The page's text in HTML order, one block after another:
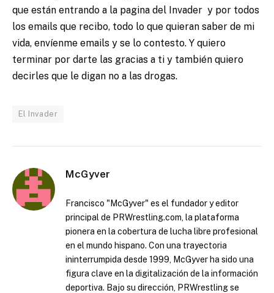
que están entrando a la pagina del Invader y por todos
los emails que recibo, todo lo que quieran saber de mi
vida, envíenme emails y se lo contesto. Y quiero
terminar por darte las gracias a ti y también quiero
decirles que le digan no a las drogas.
El Invader
McGyver
Francisco "McGyver" es el fundador y editor
principal de PRWrestling.com, la plataforma
pionera en la cobertura de lucha libre profesional
en el mundo hispano. Con una trayectoria
ininterrumpida desde 1999, McGyver ha sido una
figura clave en la digitalización de la información
deportiva. Bajo su dirección, PRWrestling se